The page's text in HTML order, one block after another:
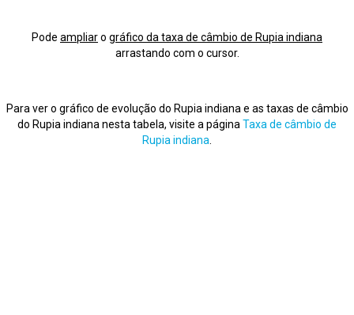
Pode ampliaro gráfico da taxa de câmbio de Rupia indiana
arrastando com o cursor.
Para ver o gráfico de evolução do Rupia indiana e as taxas de câmbio
do Rupia indiana nesta tabela, visite a página Taxa de câmbio de
Rupia indiana